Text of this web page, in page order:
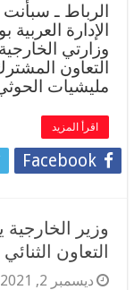
الرباط ـ
الإدارة
وزارتي
التعاون
مليشيات
اقرأ المزيد
Facebook
وزير
التعاون الثنائي
ديسمبر 2, 2021